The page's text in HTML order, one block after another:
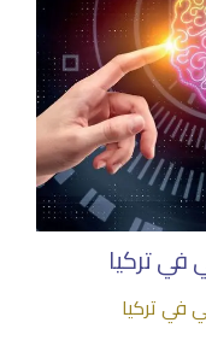
في تركيا
في تركيا